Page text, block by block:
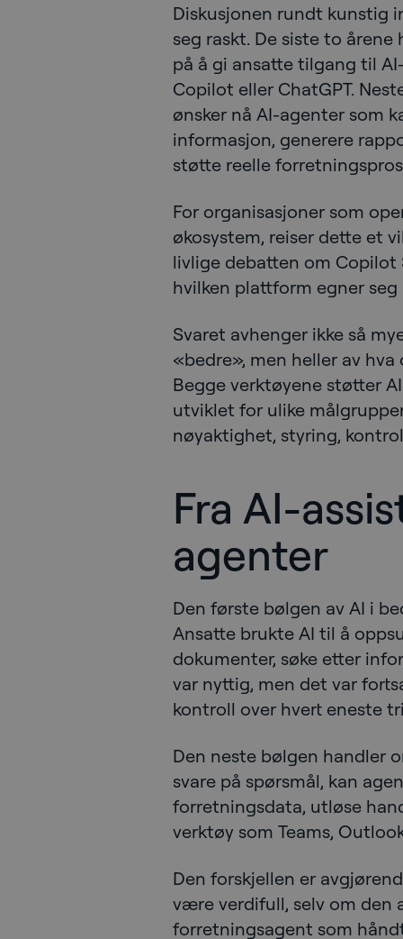
Diskusjonen rundt kunstig
seg raskt. De siste to
på å gi ansatte tilgang til
Copilot eller ChatGPT.
ønsker nå AI-agenter som
informasjon, generere
støtte reelle
For organisasjoner som
økosystem, reiser dette et
livlige debatten om Copilot
hvilken plattform egner
Svaret avhenger ikke så
«bedre», men heller av
Begge verktøyene støtter
utviklet for ulike
nøyaktighet, styring,
Fra AI-
agenter
Den første bølgen av AI i
Ansatte brukte AI til å
dokumenter, søke etter
var nyttig, men det var
kontroll over hvert eneste
Den neste bølgen handler
svare på spørsmål, kan
forretningsdata, utløse
verktøy som Teams,
Den forskjellen er
være verdifull, selv om den
forretningsagent som